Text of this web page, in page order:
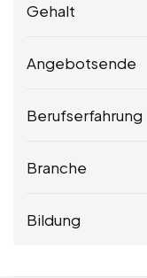
Gehalt
Angebotsende
Berufserfahrung
Branche
Bildung